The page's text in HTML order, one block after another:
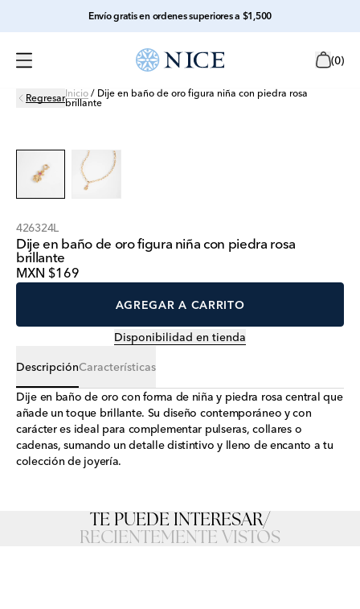
Envío gratis en ordenes superiores a $1,500
(0)
RegresarInicio / Dije en baño de oro figura niña con piedra rosa
brillante
426324L
Dije en baño de oro figura niña con piedra rosa
brillante
MXN $169
AGREGAR A CARRITO
Disponibilidad en tienda
DescripciónCaracterísticas
Dije en baño de oro con forma de niña y piedra rosa central que
añade un toque brillante. Su diseño contemporáneo y con
carácter es ideal para complementar pulseras, collares o
cadenas, sumando un detalle distintivo y lleno de encanto a tu
colección de joyería.
TE PUEDE INTERESAR/
RECIENTEMENTE VISTOS